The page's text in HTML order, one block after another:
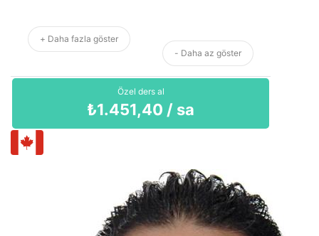
+ Daha fazla göster
- Daha az göster
Özel ders al
₺1.451,40 / sa